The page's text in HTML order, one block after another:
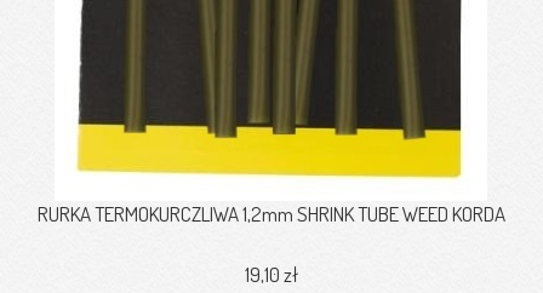
RURKA TERMOKURCZLIWA 1,2mm SHRINK TUBE WEED KORDA
19,10 zł